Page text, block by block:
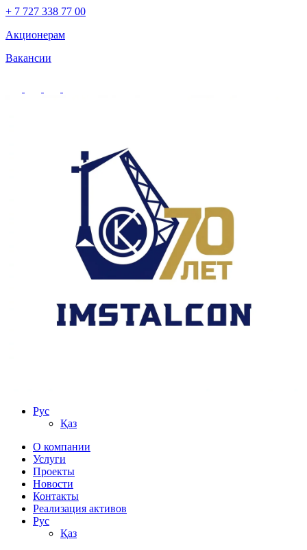
+ 7 727 338 77 00
Акционерам
Вакансии
Рус
Қаз
О компании
Услуги
Проекты
Новости
Контакты
Реализация активов
Рус
Қаз